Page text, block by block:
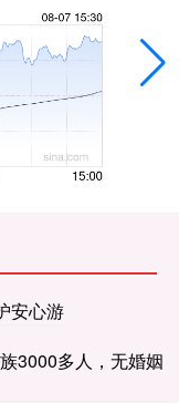
安心游
3000多人，无婚姻